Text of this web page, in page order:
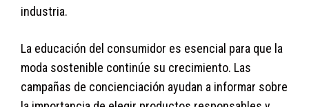
industria.
La educación del consumidor es esencial para que la
moda sostenible continúe su crecimiento. Las
campañas de concienciación ayudan a informar sobre